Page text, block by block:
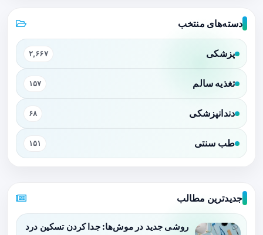
دسته‌های منتخب
پزشکی ۲,۶۶۷
تغذیه سالم ۱۵۷
دندانپزشکی ۶۸
طب سنتی ۱۵۱
جدیدترین مطالب
روشی جدید در موش‌ها: جدا کردن تسکین درد